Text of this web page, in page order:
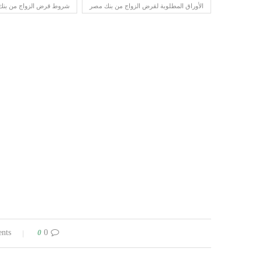
الأوراق المطلوبة لقرض الزواج من بنك مصر شروط قرض الزواج من
0 comments
0